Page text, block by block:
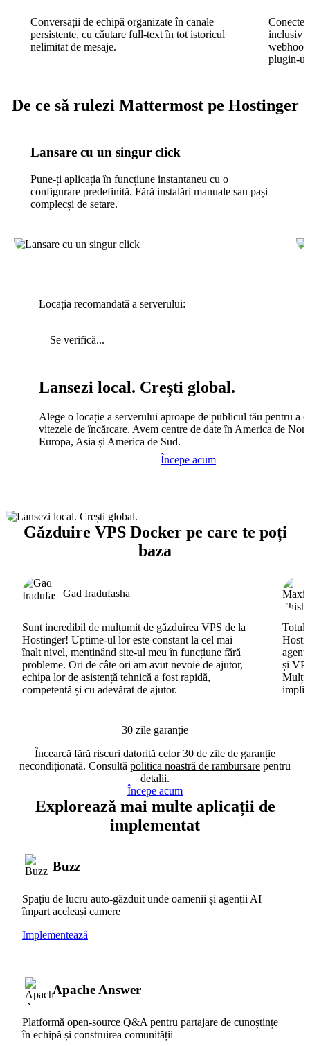
Conversații de echipă organizate în canale
persistente, cu căutare full-text în tot istoricul
nelimitat de mesaje.
inclusiv
plugin-
De ce să rulezi Mattermost pe Hostinger
Lansare cu un singur click
Pune-ți aplicația în funcțiune instantaneu cu o
configurare predefinită. Fără instalări manuale sau pași
complecși de setare.
Locația recomandată a serverului:
Se verifică...
Lansezi local. Crești global.
Alege o locație a serverului aproape de publicul tău pentru a
vitezele de încărcare. Avem centre de date în America de
Europa, Asia și America de Sud.
Începe acum
Găzduire VPS Docker pe care te poți
baza
Gad Iradufasha
Sunt incredibil de mulțumit de găzduirea VPS de la
Hostinger! Uptime-ul lor este constant la cel mai
înalt nivel, menținând site-ul meu în funcțiune fără
probleme. Ori de câte ori am avut nevoie de ajutor,
echipa lor de asistență tehnică a fost rapidă,
competentă și cu adevărat de ajutor.
Totul
și
30 zile garanție
Încearcă fără riscuri datorită celor 30 de zile de garanție
necondiționată. Consultă politica noastră de rambursare pentru
detalii.
Începe acum
Explorează mai multe aplicații de
implementat
Buzz
Spațiu de lucru auto-găzduit unde oamenii și agenții AI
împart aceleași camere
Implementează
Apache Answer
Platformă open-source Q&A pentru partajare de cunoștințe
în echipă și construirea comunității